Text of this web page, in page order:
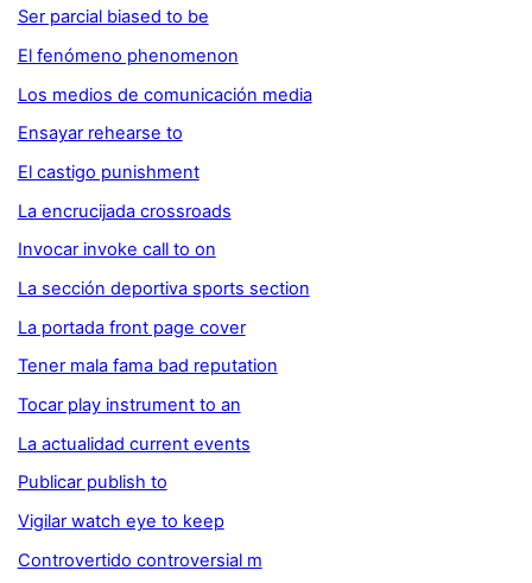
Ser parcial biased to be
El fenómeno phenomenon
Los medios de comunicación media
Ensayar rehearse to
El castigo punishment
La encrucijada crossroads
Invocar invoke call to on
La sección deportiva sports section
La portada front page cover
Tener mala fama bad reputation
Tocar play instrument to an
La actualidad current events
Publicar publish to
Vigilar watch eye to keep
Controvertido controversial m